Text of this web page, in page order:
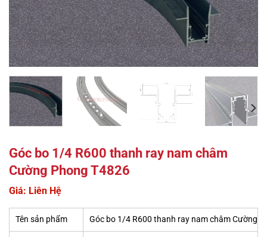
Góc bo 1/4 R600 thanh ray nam châm
Cường Phong T4826
Giá: Liên Hệ
Tên sản phẩm Góc bo 1/4 R600 thanh ray nam châm Cường